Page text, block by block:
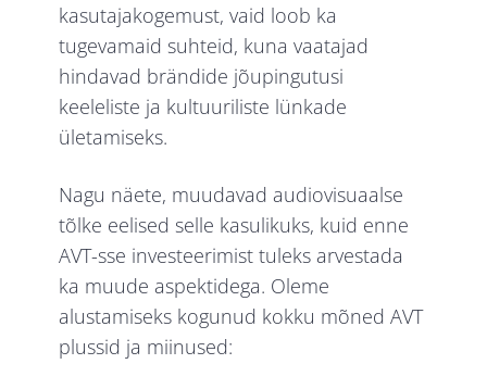
kasutajakogemust, vaid loob ka
tugevamaid suhteid, kuna vaatajad
hindavad brändide jõupingutusi
keeleliste ja kultuuriliste lünkade
ületamiseks.
Nagu näete, muudavad audiovisuaalse
tõlke eelised selle kasulikuks, kuid enne
AVT-sse investeerimist tuleks arvestada
ka muude aspektidega. Oleme
alustamiseks kogunud kokku mõned AVT
plussid ja miinused: